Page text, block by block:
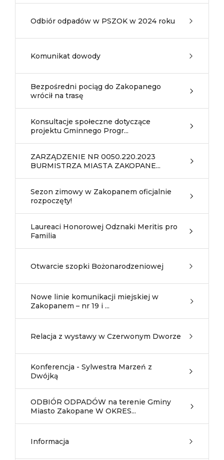
Odbiór odpadów w PSZOK w 2024 roku
Komunikat dowody
Bezpośredni pociąg do Zakopanego
wrócił na trasę
Konsultacje społeczne dotyczące
projektu Gminnego Progr...
ZARZĄDZENIE NR 0050.220.2023
BURMISTRZA MIASTA ZAKOPANE...
Sezon zimowy w Zakopanem oficjalnie
rozpoczęty!
Laureaci Honorowej Odznaki Meritis pro
Familia
Otwarcie szopki Bożonarodzeniowej
Nowe linie komunikacji miejskiej w
Zakopanem – nr 19 i ...
Relacja z wystawy w Czerwonym Dworze
Konferencja - Sylwestra Marzeń z
Dwójką
ODBIÓR ODPADÓW na terenie Gminy
Miasto Zakopane W OKRES...
Informacja